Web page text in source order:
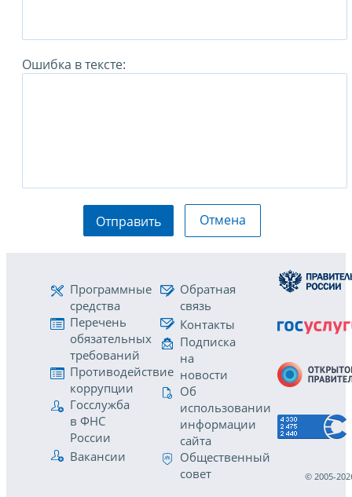
Ошибка в тексте:
Отправить Отмена
Программные
средства
Перечень
обязательных
требований
Противодействие
коррупции
Госслужба
в ФНС
России
Вакансии
Обратная
связь
Контакты
Подписка
на
новости
Об
использовании
информации
сайта
Общественный
совет
© 2005-